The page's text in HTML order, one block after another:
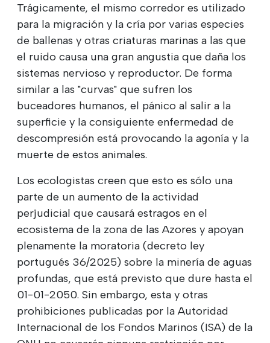
Trágicamente, el mismo corredor es utilizado
para la migración y la cría por varias especies
de ballenas y otras criaturas marinas a las que
el ruido causa una gran angustia que daña los
sistemas nervioso y reproductor. De forma
similar a las "curvas" que sufren los
buceadores humanos, el pánico al salir a la
superficie y la consiguiente enfermedad de
descompresión está provocando la agonía y la
muerte de estos animales.
Los ecologistas creen que esto es sólo una
parte de un aumento de la actividad
perjudicial que causará estragos en el
ecosistema de la zona de las Azores y apoyan
plenamente la moratoria (decreto ley
portugués 36/2025) sobre la minería de aguas
profundas, que está previsto que dure hasta el
01-01-2050. Sin embargo, esta y otras
prohibiciones publicadas por la Autoridad
Internacional de los Fondos Marinos (ISA) de la